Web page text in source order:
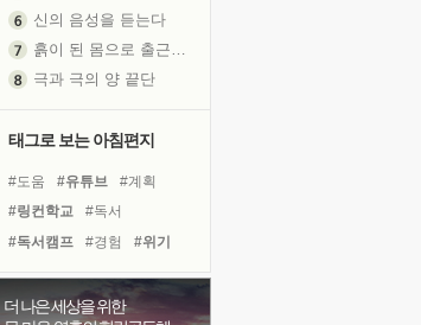
신의 음성을 듣는다
흙이 된 몸으로 출근하는 여자
극과 극의 양 끝단
아픈 아버지를 위한 공간 설계
태그로 보는 아침편지
#도움 #유튜브
#계획
#링컨학교
#독서
#독서캠프
#경험
#위기
#힐링
#삶 #다짐
#건강
더 나은 세상을 위한